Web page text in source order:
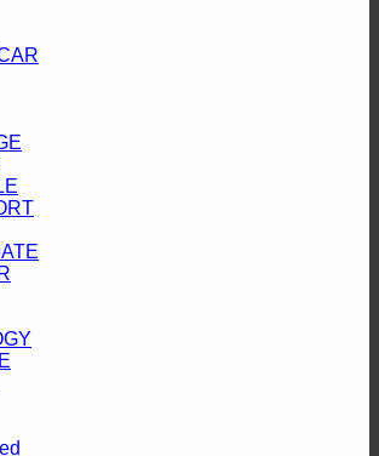
2
โชว์
สมรรถนะ
นี